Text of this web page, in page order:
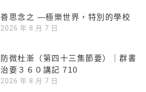
善思念之 —極樂世界，特別的學校
2026 年 8 月 7 日
防微杜漸（第四十三集節要）｜群書
治要３６０講記 710
2026 年 8 月 7 日